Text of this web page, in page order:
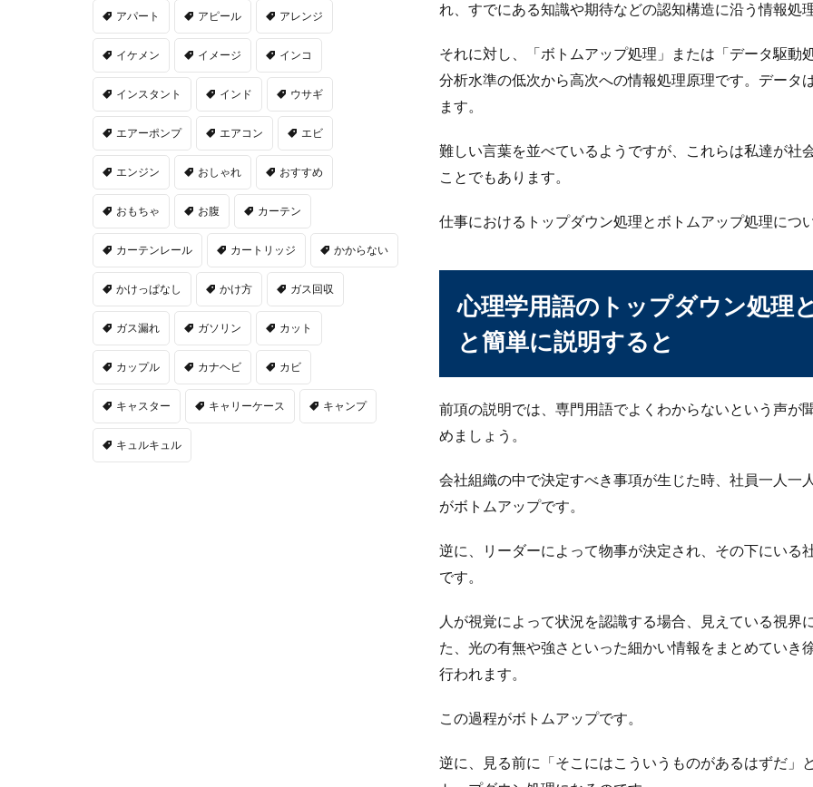
民間企業から県庁や市役所と
います。...
か？例えば、...
職場の人にラインをブ
日本は仕事量・労働時間が多
退職の挨拶状はいつ出
れ、すでにある知識や期待などの認知構造に沿う情報処
それに対し、「ボトムアップ処理」または「データ駆動
分析水準の低次から高次への情報処理原理です。データ
ます。
難しい言葉を並べているようですが、これらは私達が社
ことでもあります。
仕事におけるトップダウン処理とボトムアップ処理につ
心理学用語のトップダウン処理
と簡単に説明すると
前項の説明では、専門用語でよくわからないという声が
めましょう。
会社組織の中で決定すべき事項が生じた時、社員一人一
がボトムアップです。
逆に、リーダーによって物事が決定され、その下にいる
です。
人が視覚によって状況を認識する場合、見えている視界
た、光の有無や強さといった細かい情報をまとめてい
行われます。
この過程がボトムアップです。
逆に、見る前に「そこにはこういうものがあるはずだ」
アパート アピール アレンジ
イケメン イメージ インコ
インスタント インド ウサギ
エアーポンプ エアコン エビ
エンジン おしゃれ おすすめ
おもちゃ お腹 カーテン
カーテンレール カートリッジ かからない
かけっぱなし かけ方 ガス回収
ガス漏れ ガソリン カット
カップル カナヘビ カビ
キャスター キャリーケース キャンプ
キュルキュル